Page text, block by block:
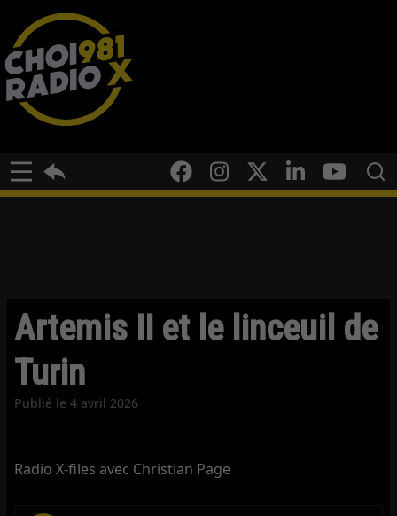
Artemis II et le linceuil de
Turin
Publié le4 avril 2026
Radio X-files avec Christian Page